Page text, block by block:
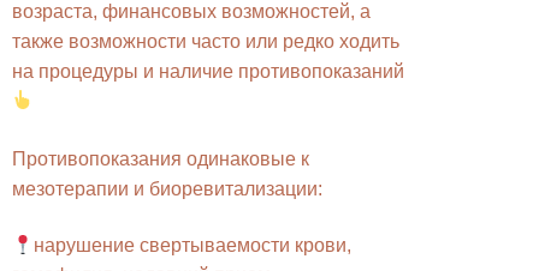
возраста, финансовых возможностей, а
также возможности часто или редко ходить
на процедуры и наличие противопоказаний
Противопоказания одинаковые к
мезотерапии и биоревитализации:
нарушение свертываемости крови,